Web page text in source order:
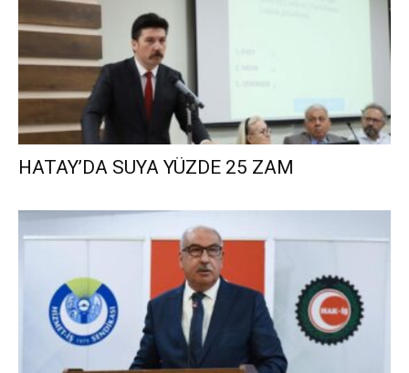
HATAY’DA SUYA YÜZDE 25 ZAM